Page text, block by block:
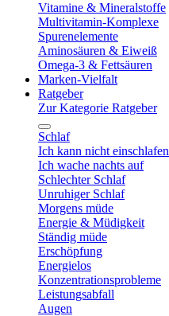
Vitamine & Mineralstoffe
Multivitamin-Komplexe
Spurenelemente
Aminosäuren & Eiweiß
Omega-3 & Fettsäuren
Marken-Vielfalt
Ratgeber
Zur Kategorie Ratgeber
Schlaf
Ich kann nicht einschlafen
Ich wache nachts auf
Schlechter Schlaf
Unruhiger Schlaf
Morgens müde
Energie & Müdigkeit
Ständig müde
Erschöpfung
Energielos
Konzentrationsprobleme
Leistungsabfall
Augen